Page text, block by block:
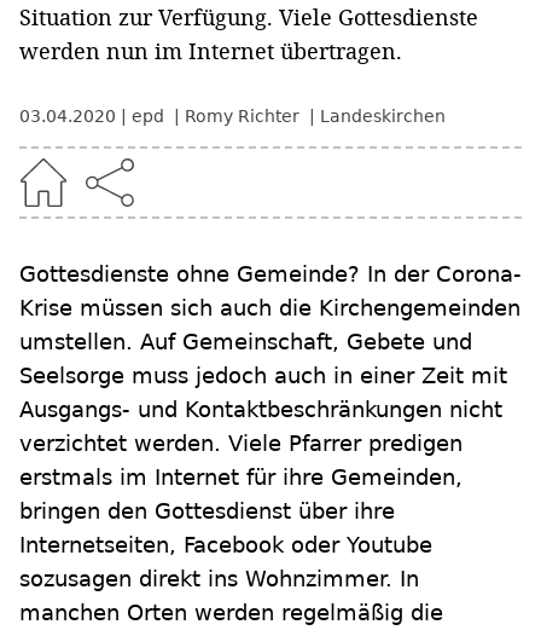
Situation zur Verfügung. Viele Gottesdienste
werden nun im Internet übertragen.
03.04.2020 epd Romy Richter Landeskirchen
Gottesdienste ohne Gemeinde? In der Corona-
Krise müssen sich auch die Kirchengemeinden
umstellen. Auf Gemeinschaft, Gebete und
Seelsorge muss jedoch auch in einer Zeit mit
Ausgangs- und Kontaktbeschränkungen nicht
verzichtet werden. Viele Pfarrer predigen
erstmals im Internet für ihre Gemeinden,
bringen den Gottesdienst über ihre
Internetseiten, Facebook oder Youtube
sozusagen direkt ins Wohnzimmer. In
manchen Orten werden regelmäßig die